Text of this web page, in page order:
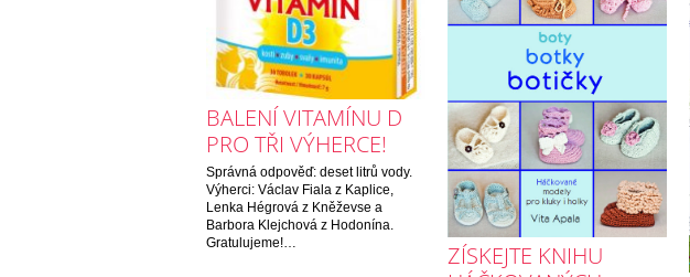
BALENÍ VITAMÍNU D
PRO TŘI VÝHERCE!
Správná odpověď: deset litrů vody.
Výherci: Václav Fiala z Kaplice,
Lenka Hégrová z Kněževse a
Barbora Klejchová z Hodonína.
Gratulujeme!…
ZÍSKEJTE KNIHU